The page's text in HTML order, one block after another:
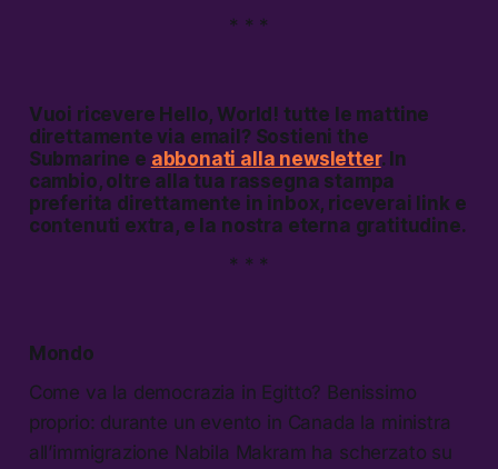
* * *
Vuoi ricevere Hello, World! tutte le mattine
direttamente via email? Sostieni the
Submarine e abbonati alla newsletter. In
cambio, oltre alla tua rassegna stampa
preferita direttamente in inbox, riceverai link e
contenuti extra, e la nostra eterna gratitudine.
* * *
Mondo
Come va la democrazia in Egitto? Benissimo
proprio: durante un evento in Canada la ministra
all’immigrazione Nabila Makram ha scherzato su